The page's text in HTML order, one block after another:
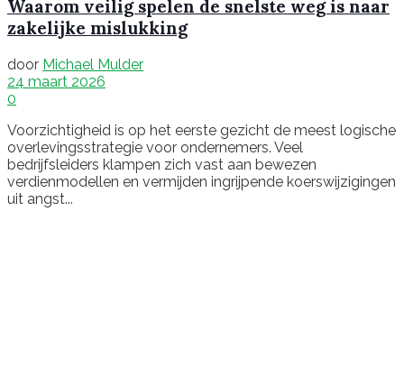
Waarom veilig spelen de snelste weg is naar
zakelijke mislukking
door Michael Mulder
24 maart 2026
0
Voorzichtigheid is op het eerste gezicht de meest logische
overlevingsstrategie voor ondernemers. Veel
bedrijfsleiders klampen zich vast aan bewezen
verdienmodellen en vermijden ingrijpende koerswijzigingen
uit angst...